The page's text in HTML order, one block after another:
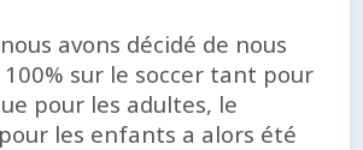
avons décidé de nous
sur le soccer tant pour
pour les adultes, le
les enfants a alors été